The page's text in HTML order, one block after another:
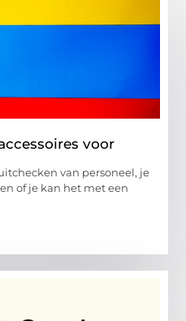
voor
van personeel, je
of je kan het met een